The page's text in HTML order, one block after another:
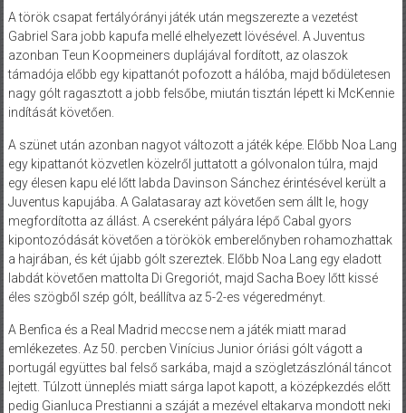
A török csapat fertályórányi játék után megszerezte a vezetést
Gabriel Sara jobb kapufa mellé elhelyezett lövésével. A Juventus
azonban Teun Koopmeiners duplájával fordított, az olaszok
támadója előbb egy kipattanót pofozott a hálóba, majd bődületesen
nagy gólt ragasztott a jobb felsőbe, miután tisztán lépett ki McKennie
indítását követően.
A szünet után azonban nagyot változott a játék képe. Előbb Noa Lang
egy kipattanót közvetlen közelről juttatott a gólvonalon túlra, majd
egy élesen kapu elé lőtt labda Davinson Sánchez érintésével került a
Juventus kapujába. A Galatasaray azt követően sem állt le, hogy
megfordította az állást. A csereként pályára lépő Cabal gyors
kipontozódását követően a törökök emberelőnyben rohamozhattak
a hajrában, és két újabb gólt szereztek. Előbb Noa Lang egy eladott
labdát követően mattolta Di Gregoriót, majd Sacha Boey lőtt kissé
éles szögből szép gólt, beállítva az 5-2-es végeredményt.
A Benfica és a Real Madrid meccse nem a játék miatt marad
emlékezetes. Az 50. percben Vinícius Junior óriási gólt vágott a
portugál együttes bal felső sarkába, majd a szögletzászlónál táncot
lejtett. Túlzott ünneplés miatt sárga lapot kapott, a középkezdés előtt
pedig Gianluca Prestianni a száját a mezével eltakarva mondott neki